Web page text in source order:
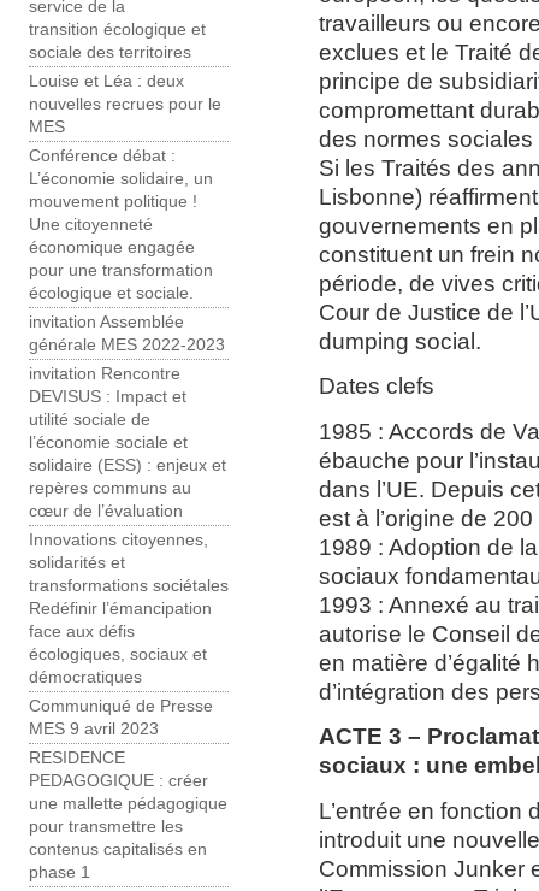
service de la
transition écologique et
sociale des territoires
Louise et Léa : deux
nouvelles recrues pour le
MES
Conférence débat :
L’économie solidaire, un
mouvement politique !
Une citoyenneté
économique engagée
pour une transformation
écologique et sociale.
invitation Assemblée
générale MES 2022-2023
invitation Rencontre
DEVISUS : Impact et
utilité sociale de
l’économie sociale et
solidaire (ESS) : enjeux et
repères communs au
cœur de l’évaluation
Innovations citoyennes,
solidarités et
transformations sociétales
Redéfinir l’émancipation
face aux défis
écologiques, sociaux et
démocratiques
Communiqué de Presse
MES 9 avril 2023
RESIDENCE
PEDAGOGIQUE : créer
une mallette pédagogique
pour transmettre les
contenus capitalisés en
phase 1
travailleurs ou
exclues et le Traité
principe de
compromettant
des normes sociales
Si les Traités des
Lisbonne)
gouvernements en
constituent un frein
période, de vives
Cour de Justice de
dumping social.
Dates clefs
1985 : Accords de
ébauche pour
dans l’UE. Depuis
est à l’origine de
1989 : Adoption de
sociaux
1993 : Annexé au
autorise le Conseil
en matière d’égalité
d’intégration des
ACTE 3 –
sociaux : une
L’entrée en fonction
introduit une
Commission Junker